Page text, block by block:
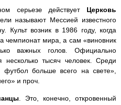
серьезе действует Церковь
называют Мессией известного
Культ возник в 1986 году, когда
чемпионат мира, а сам «виновник
важных голов. Официально
несколько тысяч человек. Среди
больше всего на свете»,
и проч.
. Это, конечно, откровенный